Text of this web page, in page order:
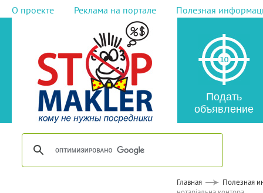
О проекте Реклама на портале Полезная
Подать
объявление
Главная
Полезная